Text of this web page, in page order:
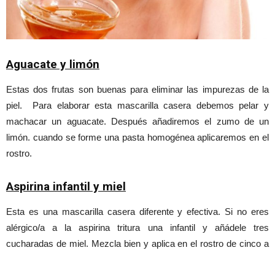
Aguacate y limón
Estas dos frutas son buenas para eliminar las impurezas de la
piel. Para elaborar esta mascarilla casera debemos pelar y
machacar un aguacate. Después añadiremos el zumo de un
limón. cuando se forme una pasta homogénea aplicaremos en el
rostro.
Aspirina infantil y miel
Esta es una mascarilla casera diferente y efectiva. Si no eres
alérgico/a a la aspirina tritura una infantil y añádele tres
cucharadas de miel. Mezcla bien y aplica en el rostro de cinco a